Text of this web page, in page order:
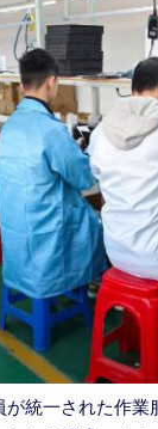
統一された作